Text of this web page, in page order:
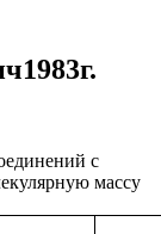
с
массу